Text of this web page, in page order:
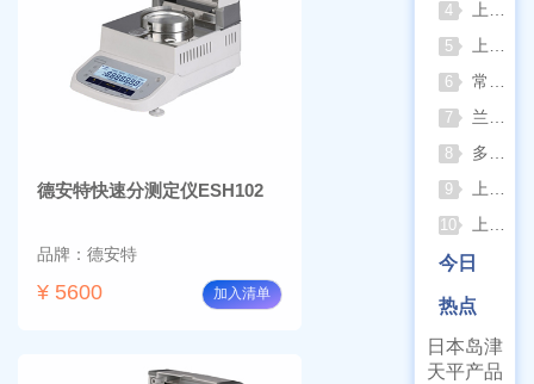
德安特快速分测定仪ESH102
品牌：德安特
¥ 5600 加入清单
4 上海一恒恒温振荡器全新控温升级技术介绍
5 上海精宏2026年最新动态：触控升级与低温干燥新方案落地
6 常熟双杰2026年8月动态：以产品迭代与资质沉淀夯实实验室设备合规根基
7 兰格恒流泵2026年8月动态：以专利落地与合规升级筑牢精密流体传输根基
8 多水样批量检测场景下 水质仪器提升作业效率的实践思路
9 上海棱光752Pro紫外可见分光光度计核心优势与适用场景解析
10 上海亚荣旋蒸+真空泵一站式实验室配套方案
今日
热点
日本岛津
天平产品